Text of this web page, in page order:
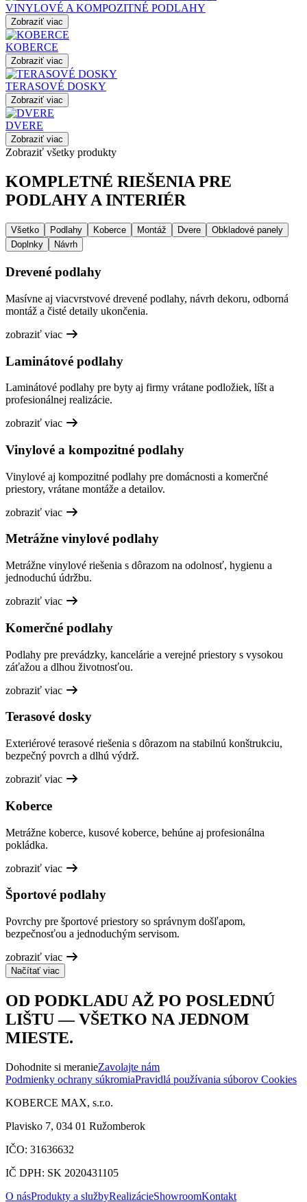
VINYLOVÉ A KOMPOZITNÉ PODLAHY
Zobraziť viac
KOBERCE
Zobraziť viac
TERASOVÉ DOSKY
Zobraziť viac
DVERE
Zobraziť viac
Zobraziť všetky produkty
KOMPLETNÉ RIEŠENIA PRE
PODLAHY A INTERIÉR
Všetko Podlahy Koberce Montáž Dvere
Obkladové panely
Doplnky
Návrh
Drevené podlahy
Masívne aj viacvrstvové drevené podlahy, návrh dekoru, odborná
montáž a čisté detaily ukončenia.
zobraziť viac
Laminátové podlahy
Laminátové podlahy pre byty aj firmy vrátane podložiek, líšt a
profesionálnej realizácie.
zobraziť viac
Vinylové a kompozitné podlahy
Vinylové aj kompozitné podlahy pre domácnosti a komerčné
priestory, vrátane montáže a detailov.
zobraziť viac
Metrážne vinylové podlahy
Metrážne vinylové riešenia s dôrazom na odolnosť, hygienu a
jednoduchú údržbu.
zobraziť viac
Komerčné podlahy
Podlahy pre prevádzky, kancelárie a verejné priestory s vysokou
záťažou a dlhou životnosťou.
zobraziť viac
Terasové dosky
Exteriérové terasové riešenia s dôrazom na stabilnú konštrukciu,
bezpečný povrch a dlhú výdrž.
zobraziť viac
Koberce
Metrážne koberce, kusové koberce, behúne aj profesionálna
pokládka.
zobraziť viac
Športové podlahy
Povrchy pre športové priestory so správnym došľapom,
bezpečnosťou a jednoduchým servisom.
zobraziť viac
Načítať viac
OD PODKLADU AŽ PO POSLEDNÚ
LIŠTU — VŠETKO NA JEDNOM
MIESTE.
Dohodnite si meranieZavolajte nám
Podmienky ochrany súkromiaPravidlá používania súborov Cookies
KOBERCE MAX, s.r.o.
Plavisko 7, 034 01 Ružomberok
IČO: 31636632
IČ DPH: SK 2020431105
O násProdukty a službyRealizácieShowroomKontakt